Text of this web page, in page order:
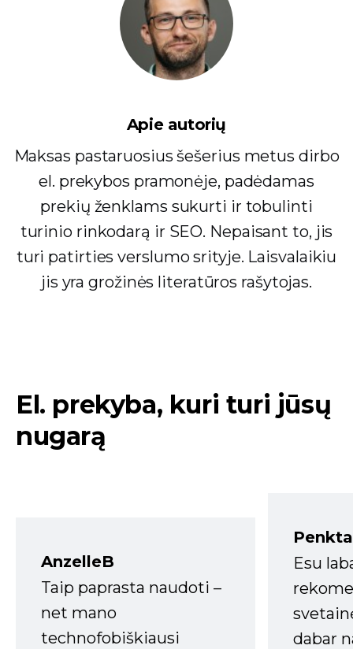
Apie autorių
Maksas pastaruosius šešerius metus dirbo
el. prekybos pramonėje, padėdamas
prekių ženklams sukurti ir tobulinti
turinio rinkodarą ir SEO. Nepaisant to, jis
turi patirties verslumo srityje. Laisvalaikiu
jis yra grožinės literatūros rašytojas.
El. prekyba, kuri turi jūsų
nugarą
AnzelleB
Taip paprasta naudoti –
net mano
technofobiškiausi
Esu
dabar